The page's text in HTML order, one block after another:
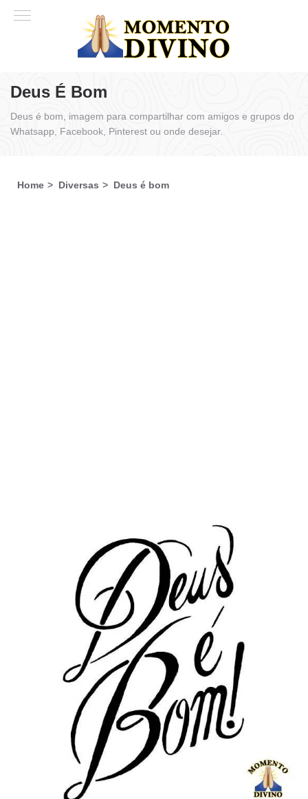
Deus É Bom
Deus é bom, imagem para compartilhar com amigos e grupos do
Whatsapp, Facebook, Pinterest ou onde desejar.
Home Diversas Deus é bom